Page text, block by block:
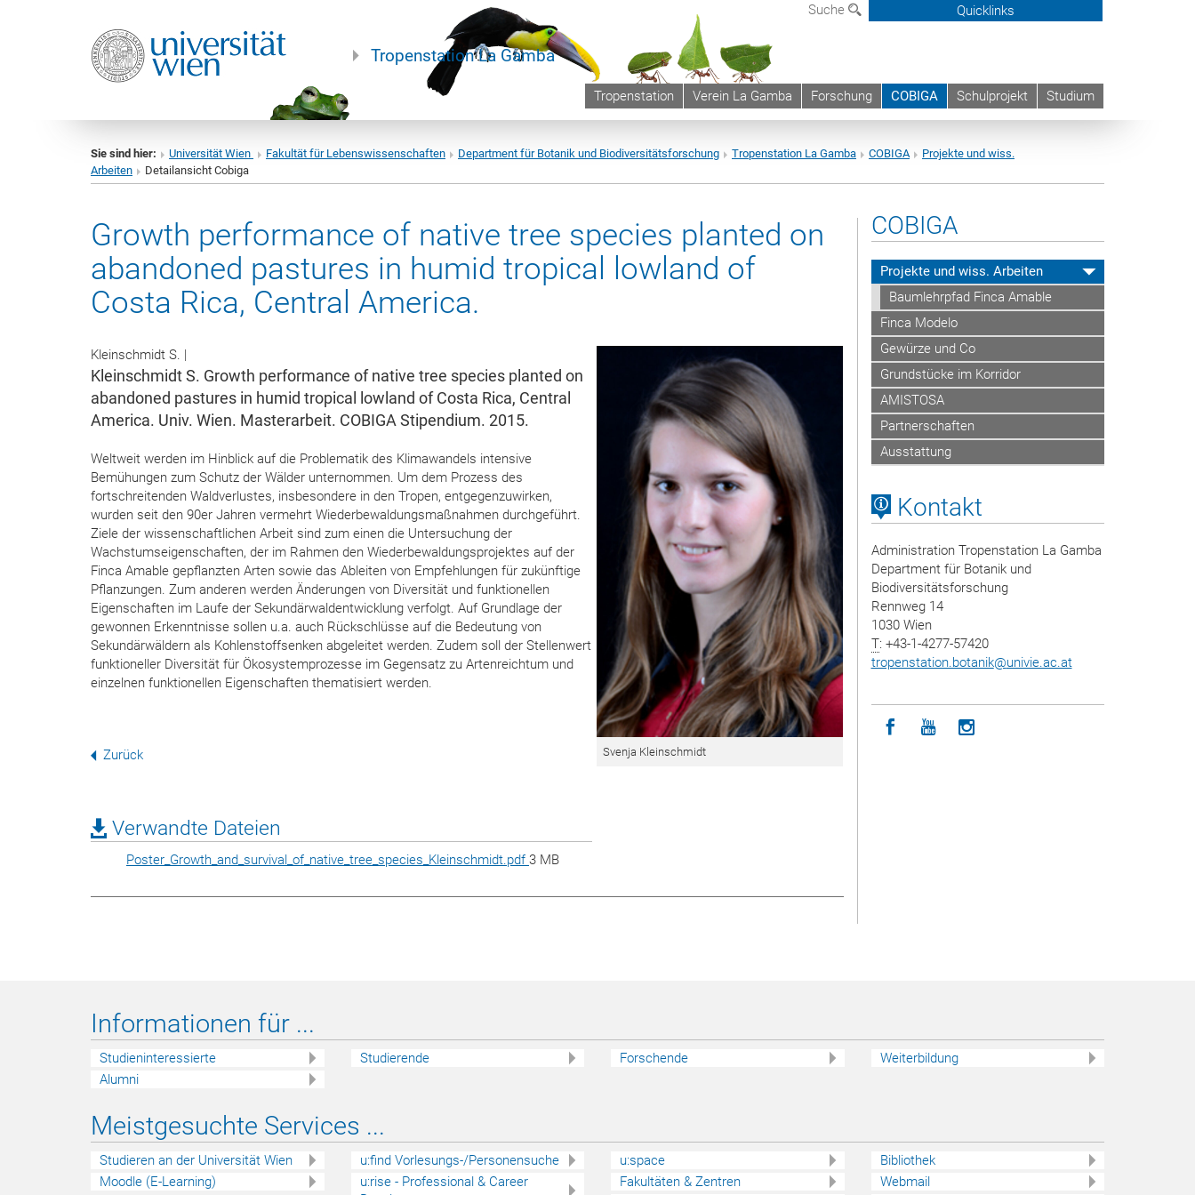
Suche Quicklinks
Tropenstation La Gamba
Tropenstation Verein La Gamba Forschung COBIGA Schulprojekt Studium
Sie sind hier: Universität Wien Fakultät für Lebenswissenschaften Department für Botanik und Biodiversitätsforschung Tropenstation La Gamba COBIGA
Projekte und wiss.
Arbeiten
Detailansicht Cobiga
Growth performance of native tree species planted on
abandoned pastures in humid tropical lowland of
Costa Rica, Central America.
Kleinschmidt S. |
Kleinschmidt S. Growth performance of native tree species planted on
abandoned pastures in humid tropical lowland of Costa Rica, Central
America. Univ. Wien. Masterarbeit. COBIGA Stipendium. 2015.
Weltweit werden im Hinblick auf die Problematik des Klimawandels intensive
Bemühungen zum Schutz der Wälder unternommen. Um dem Prozess des
fortschreitenden Waldverlustes, insbesondere in den Tropen, entgegenzuwirken,
wurden seit den 90er Jahren vermehrt Wiederbewaldungsmaßnahmen durchgeführt.
Ziele der wissenschaftlichen Arbeit sind zum einen die Untersuchung der
Wachstumseigenschaften, der im Rahmen den Wiederbewaldungsprojektes auf der
Finca Amable gepflanzten Arten sowie das Ableiten von Empfehlungen für zukünftige
Pflanzungen. Zum anderen werden Änderungen von Diversität und funktionellen
Eigenschaften im Laufe der Sekundärwaldentwicklung verfolgt. Auf Grundlage der
gewonnen Erkenntnisse sollen u.a. auch Rückschlüsse auf die Bedeutung von
Sekundärwäldern als Kohlenstoffsenken abgeleitet werden. Zudem soll der Stellenwert
funktioneller Diversität für Ökosystemprozesse im Gegensatz zu Artenreichtum und
einzelnen funktionellen Eigenschaften thematisiert werden.
Zurück
Verwandte Dateien
Poster_Growth_and_survival_of_native_tree_species_Kleinschmidt.pdf 3 MB
Svenja Kleinschmidt
COBIGA
Projekte und wiss. Arbeiten
Baumlehrpfad Finca Amable
Finca Modelo
Gewürze und Co
Grundstücke im Korridor
AMISTOSA
Partnerschaften
Ausstattung
Kontakt
Administration Tropenstation La Gamba
Department für Botanik und
Biodiversitätsforschung
Rennweg 14
1030 Wien
T: +43-1-4277-57420
tropenstation.botanik@univie.ac.at
Icon facebook
Icon youtube
Icon instagram
Informationen für ...
Studieninteressierte Studierende Forschende
Weiterbildung
Alumni
Meistgesuchte Services ...
Studieren an der Universität Wien u:find Vorlesungs-/Personensuche u:space
Bibliothek
Moodle (E-Learning)
u:rise - Professional & Career
Fakultäten & Zentren Webmail